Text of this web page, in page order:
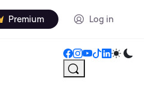
Premium Log in